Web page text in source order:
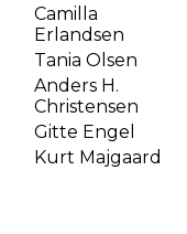
Camilla
Erlandsen
Tania Olsen
Anders H.
Christensen
Gitte Engel
Kurt Majgaard